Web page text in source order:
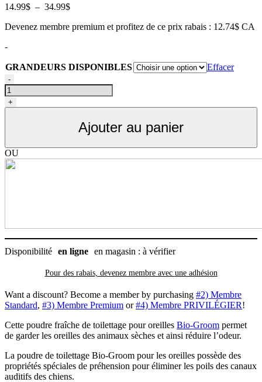
14.99$ – 34.99$Plage
prix :
Devenez membre premium et profitez de ce prix rabais : 12.74$ CA
-
GRANDEURS DISPONIBLES
Effacer
quantité
de
Poudre
fraîches
et
chat
-
+
Ajouter au panier
OU
Disponibilité en ligne en magasin : à vérifier
Pour des rabais, devenez membre avec une adhésion
Want a discount? Become a member by purchasing #2) Membre
Standard, #3) Membre Premium or#4) Membre PRIVILÉGIER!
Cette poudre fraîche de toilettage pour oreilles Bio-Groom permet
de garder les oreilles des animaux sèches et ainsi réduire l’odeur.
La poudre de toilettage Bio-Groom pour les oreilles possède des
propriétés spéciales de préhension pour éliminer les poils des canaux
auditifs des chiens.